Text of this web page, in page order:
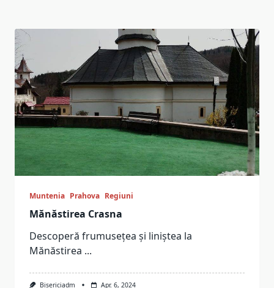
Muntenia Prahova Regiuni
Mănăstirea Crasna
Descoperă frumusețea și liniștea la
Mănăstirea ...
Bisericiadm Apr. 6, 2024